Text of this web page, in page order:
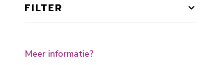
FILTER
Meer informatie?